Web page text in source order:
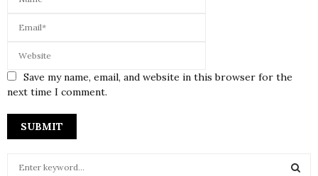
Save my name, email, and website in this browser for the
next time I comment.